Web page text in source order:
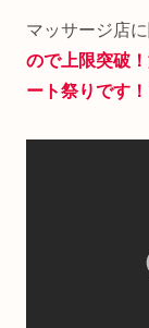
マッサージ店
ので上限突破
ート祭りです！